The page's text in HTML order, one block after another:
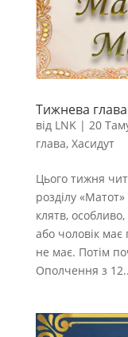
Тижнева
від LNK| 20
глава, Хасидут
Цього тижня
розділу
клятв,
або чоловік має
не має. Потім
Ополчення з